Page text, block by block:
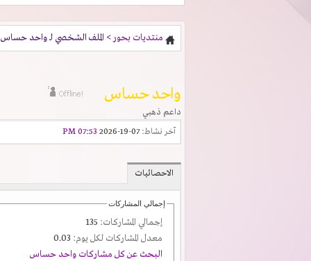
منتديات بحور > الملف الشخصي لـ واحد حساس
واحد حساس
داعم ذهبي
آخر نشاط:07-19-2026
07:53 PM
الاحصائيات
إجمالي المشاركات
إجمالي المشاركات:
معدل المشاركات لكل يوم:
البحث عن كل مشاركات واحد حساس